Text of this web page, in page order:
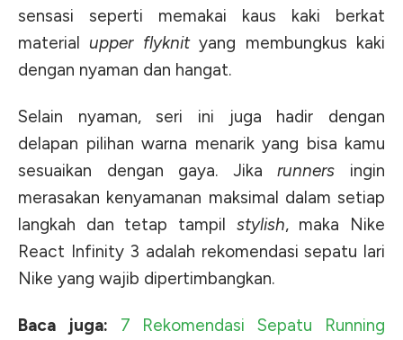
sensasi seperti memakai kaus kaki berkat
materialupper flyknityang membungkus kaki
dengan nyaman dan hangat.
Selain nyaman, seri ini juga hadir dengan
delapan pilihan warna menarik yang bisa kamu
sesuaikan dengan gaya. Jikarunners ingin
merasakan kenyamanan maksimal dalam setiap
langkah dan tetap tampil stylish, maka Nike
React Infinity 3 adalah rekomendasi sepatu lari
Nike yang wajib dipertimbangkan.
Baca juga: 7 Rekomendasi Sepatu Running